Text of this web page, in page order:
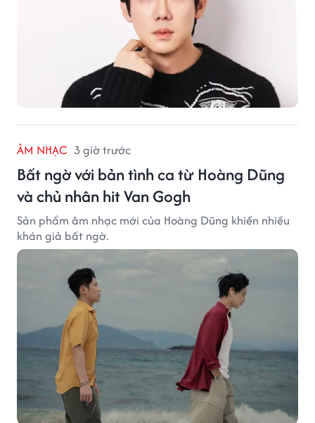
ÂM NHẠC 3 giờ trước
Bất ngờ với bản tình ca từ Hoàng Dũng
và chủ nhân hit Van Gogh
Sản phẩm âm nhạc mới của Hoàng Dũng khiến nhiều
khán giả bất ngờ.